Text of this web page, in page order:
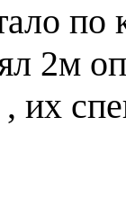
по
2м
их